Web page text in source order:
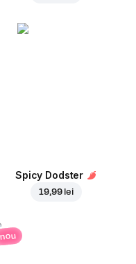
Spicy Dodster
19,99 lei
nou